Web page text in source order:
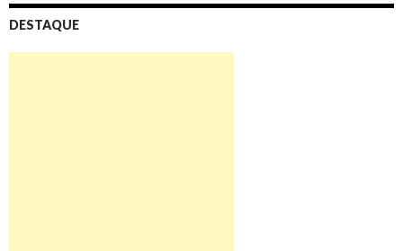
DESTAQUE